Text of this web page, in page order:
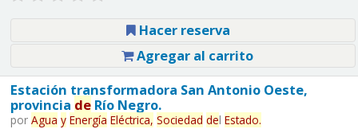
Hacer reserva
Agregar al carrito
Estación transformadora San Antonio Oeste,
provincia deRío Negro.
por Agua y Energía Eléctrica, Sociedad del Estado.